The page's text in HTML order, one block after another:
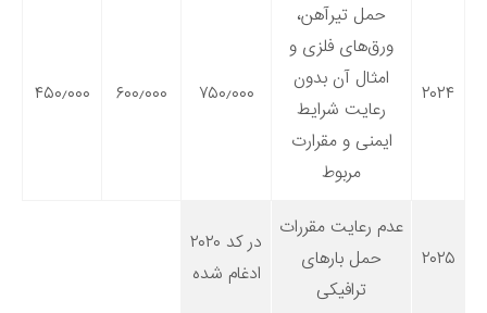
۲۰۲۴
حمل تیرآهن،
ورق‌های فلزی و
امثال آن بدون
رعایت شرایط
ایمنی و مقرارت
مربوط
۷۵۰٫۰۰۰ ۶۰۰٫۰۰۰ ۴۵۰٫۰۰۰
۲۰۲۵
عدم رعایت مقررات
حمل بارهای
ترافیکی
در کد ۲۰۲۰
ادغام شده